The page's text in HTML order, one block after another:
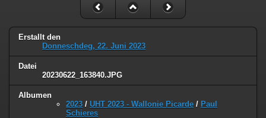
Erstallt den
Donneschdeg, 22. Juni 2023
Datei
20230622_163840.JPG
Albumen
2023 / UHT 2023 - Wallonie Picarde / Paul
Schieres